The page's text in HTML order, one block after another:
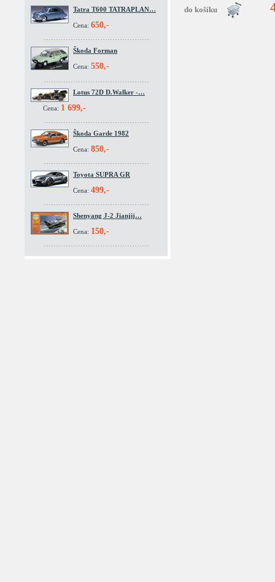
Tatra T600 TATRAPLAN…
Cena: 650,-
Škoda Forman
Cena: 550,-
Lotus 72D D.Walker -…
Cena: 1 699,-
Škoda Garde 1982
Cena: 850,-
Toyota SUPRA GR
Cena: 499,-
Shenyang J-2 Jianjij…
Cena: 150,-